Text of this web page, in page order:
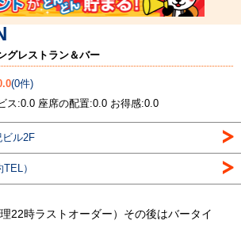
グレストラン＆バー
(0件)
ス:0.0 座席の配置:0.0 お得感:0.0
ビル2F
）
22時ラストオーダー）その後はバータイ